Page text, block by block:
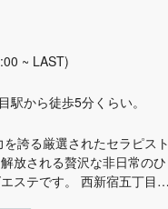
を心よりお待ちしておりま
~ LAST)
駅から徒歩5分くらい。
誇る厳選されたセラピスト
放される贅沢な非日常のひ
西新宿五丁目駅